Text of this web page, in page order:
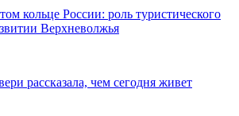
кольце России: роль туристического
Верхневолжья
рассказала, чем сегодня живет